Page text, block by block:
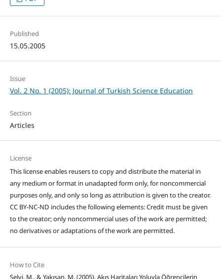
Published
15.05.2005
Issue
Vol. 2 No. 1 (2005): Journal of Turkish Science Education
Section
Articles
License
This license enables reusers to copy and distribute the material in
any medium or format in unadapted form only, for noncommercial
purposes only, and only so long as attribution is given to the creator.
CC BY-NC-ND includes the following elements: Credit must be given
to the creator; only noncommercial uses of the work are permitted;
no derivatives or adaptations of the work are permitted.
How to Cite
Selvi, M., & Yakışan, M. (2005). Akış Haritaları Yoluyla Öğrencilerin